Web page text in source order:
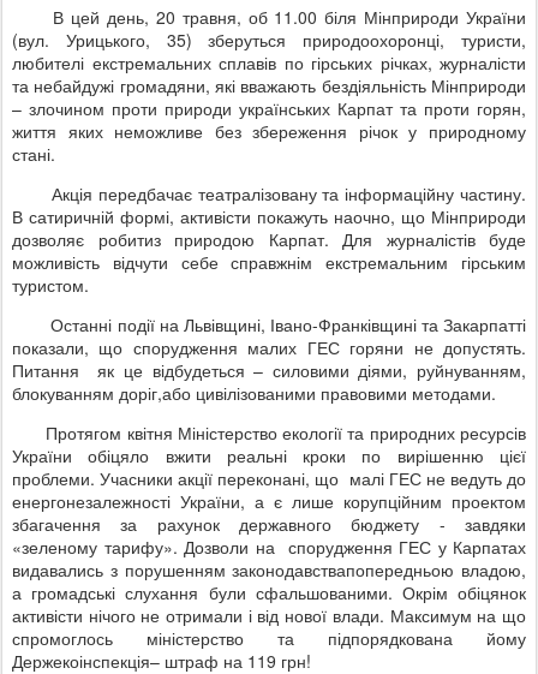
В цей день, 20 травня, об 11.00 біля Мінприроди України
(вул. Урицького, 35) зберуться природоохоронці, туристи,
любителі екстремальних сплавів по гірських річках, журналісти
та небайдужі громадяни, які вважають бездіяльність Мінприроди
– злочином проти природи українських Карпат та проти горян,
життя яких неможливе без збереження річок у природному
стані.
Акція передбачає театралізовану та інформаційну частину.
В сатиричній формі, активісти покажуть наочно, що Мінприроди
дозволяє робитиз природою Карпат. Для журналістів буде
можливість відчути себе справжнім екстремальним гірським
туристом.
Останні події на Львівщині, Івано-Франківщині та Закарпатті
показали, що спорудження малих ГЕС горяни не допустять.
Питання як це відбудеться – силовими діями, руйнуванням,
блокуванням доріг,або цивілізованими правовими методами.
Протягом квітня Міністерство екології та природних ресурсів
України обіцяло вжити реальні кроки по вирішенню цієї
проблеми. Учасники акції переконані, що малі ГЕС не ведуть до
енергонезалежності України, а є лише корупційним проектом
збагачення за рахунок державного бюджету - завдяки
«зеленому тарифу». Дозволи на спорудження ГЕС у Карпатах
видавались з порушенням законодавствапопередньою владою,
а громадські слухання були сфальшованими. Окрім обіцянок
активісти нічого не отримали і від нової влади. Максимум на що
спромоглось міністерство та підпорядкована йому
Держекоінспекція– штраф на 119 грн!